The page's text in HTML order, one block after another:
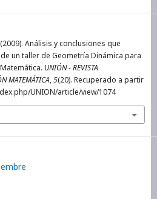
Análisis y conclusiones que
un taller de Geometría Dinámica para
UNIÓN - REVISTA
MATEMÁTICA,5(20). Recuperado a partir
UNION/article/view/1074